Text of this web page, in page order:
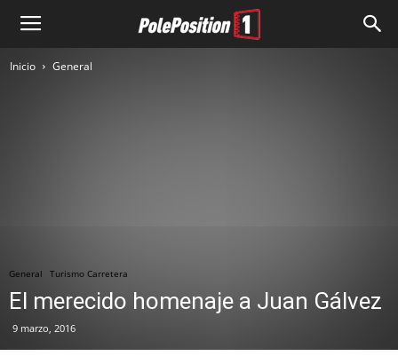
Inicio General
General Turismo Carretera
El merecido homenaje a Juan Gálvez
9 marzo, 2016